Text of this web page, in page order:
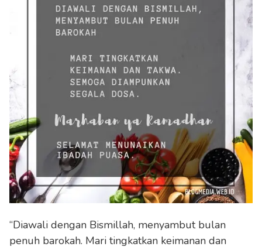
“Diawali dengan Bismillah, menyambut bulan
penuh barokah. Mari tingkatkan keimanan dan